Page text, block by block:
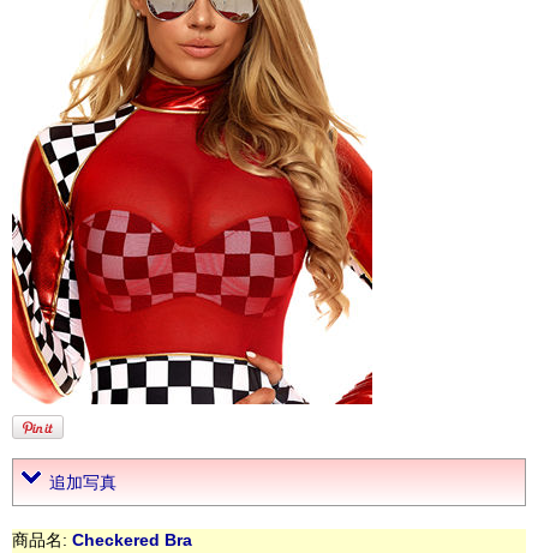
追加写真
商品名: Checkered Bra